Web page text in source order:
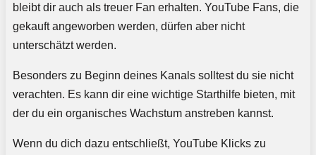
bleibt dir auch als treuer Fan erhalten. YouTube Fans, die
gekauft angeworben werden, dürfen aber nicht
unterschätzt werden.
Besonders zu Beginn deines Kanals solltest du sie nicht
verachten. Es kann dir eine wichtige Starthilfe bieten, mit
der du ein organisches Wachstum anstreben kannst.
Wenn du dich dazu entschließt, YouTube Klicks zu